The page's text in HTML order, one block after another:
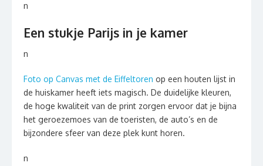
n
Een stukje Parijs in je kamer
n
Foto op Canvas met de Eiffeltoren op een houten lijst in
de huiskamer heeft iets magisch. De duidelijke kleuren,
de hoge kwaliteit van de print zorgen ervoor dat je bijna
het geroezemoes van de toeristen, de auto’s en de
bijzondere sfeer van deze plek kunt horen.
n